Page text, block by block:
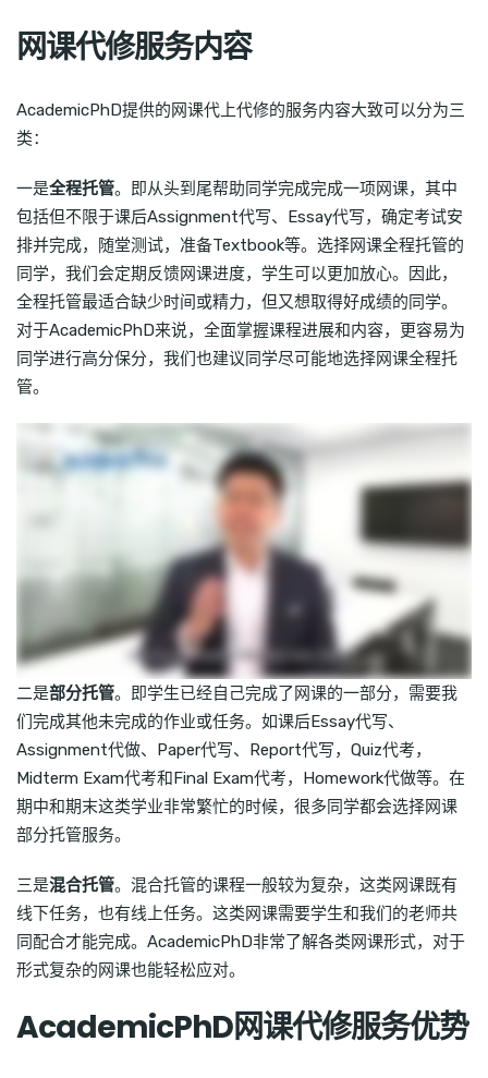
网课代修服务内容
AcademicPhD提供的网课代上代修的服务内容大致可以分为三
类：
一是全程托管。即从头到尾帮助同学完成完成一项网课，其中
包括但不限于课后Assignment代写、Essay代写，确定考试安
排并完成，随堂测试，准备Textbook等。选择网课全程托管的
同学，我们会定期反馈网课进度，学生可以更加放心。因此，
全程托管最适合缺少时间或精力，但又想取得好成绩的同学。
对于AcademicPhD来说，全面掌握课程进展和内容，更容易为
同学进行高分保分，我们也建议同学尽可能地选择网课全程托
管。
二是部分托管。即学生已经自己完成了网课的一部分，需要我
们完成其他未完成的作业或任务。如课后Essay代写、
Assignment代做、Paper代写、Report代写，Quiz代考，
Midterm Exam代考和Final Exam代考，Homework代做等。在
期中和期末这类学业非常繁忙的时候，很多同学都会选择网课
部分托管服务。
三是混合托管。混合托管的课程一般较为复杂，这类网课既有
线下任务，也有线上任务。这类网课需要学生和我们的老师共
同配合才能完成。AcademicPhD非常了解各类网课形式，对于
形式复杂的网课也能轻松应对。
AcademicPhD网课代修服务优势